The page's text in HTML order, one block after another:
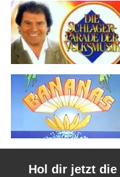
Hol dir jetzt die